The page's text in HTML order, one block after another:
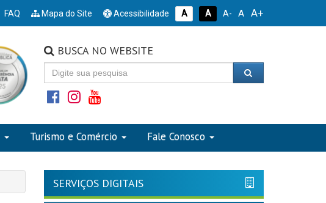
FAQ Mapa do Site Acessibilidade A A A- A A+
BUSCA NO WEBSITE
Turismo e Comércio Fale Conosco
SERVIÇOS DIGITAIS